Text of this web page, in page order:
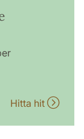
Hitta hit